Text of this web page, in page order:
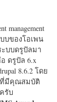
management
บของโอเพน
บบดรูปัลมา
ดรูปัล 6.x
8.6.2 โดย
ที่มีคุณสมบัติ
รับ